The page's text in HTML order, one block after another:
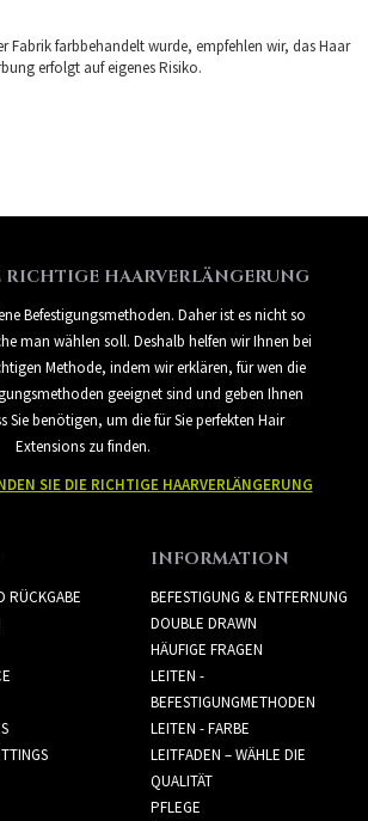
Fabrik farbbehandelt wurde, empfehlen wir, das Haar
erfolgt auf eigenes Risiko.
HAARVERLÄNGERUNG
Befestigungsmethoden. Daher ist es nicht so
man wählen soll. Deshalb helfen wir Ihnen bei
Methode, indem wir erklären, für wen die
geeignet sind und geben Ihnen
Sie benötigen, um die für Sie perfekten Hair
Extensions zu finden.
SIE DIE RICHTIGE HAARVERLÄNGERUNG
RÜCKGABE
INFORMATION
BEFESTIGUNG & ENTFERNUNG
DOUBLE DRAWN
HÄUFIGE FRAGEN
LEITEN -
BEFESTIGUNGMETHODEN
LEITEN - FARBE
LEITFADEN – WÄHLE DIE
QUALITÄT
PFLEGE